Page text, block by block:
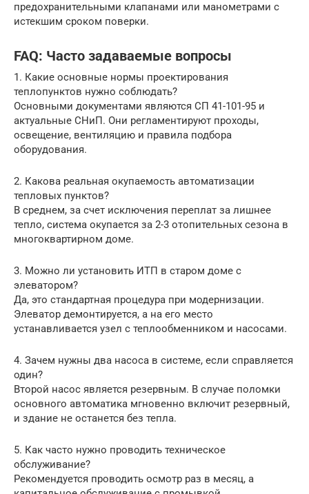
предохранительными клапанами или манометрами с
истекшим сроком поверки.
FAQ: Часто задаваемые вопросы
1. Какие основные нормы проектирования
теплопунктов нужно соблюдать?
Основными документами являются СП 41-101-95 и
актуальные СНиП. Они регламентируют проходы,
освещение, вентиляцию и правила подбора
оборудования.
2. Какова реальная окупаемость автоматизации
тепловых пунктов?
В среднем, за счет исключения переплат за лишнее
тепло, система окупается за 2-3 отопительных сезона в
многоквартирном доме.
3. Можно ли установить ИТП в старом доме с
элеватором?
Да, это стандартная процедура при модернизации.
Элеватор демонтируется, а на его место
устанавливается узел с теплообменником и насосами.
4. Зачем нужны два насоса в системе, если справляется
один?
Второй насос является резервным. В случае поломки
основного автоматика мгновенно включит резервный,
и здание не останется без тепла.
5. Как часто нужно проводить техническое
обслуживание?
Рекомендуется проводить осмотр раз в месяц, а